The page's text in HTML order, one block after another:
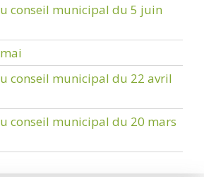
conseil municipal du 5 juin
conseil municipal du 22 avril
conseil municipal du 20 mars